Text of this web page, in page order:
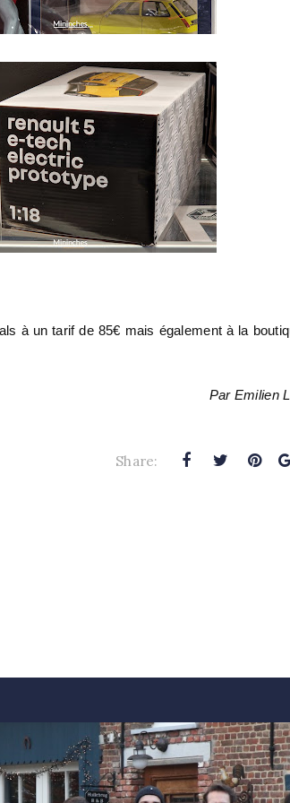
à un tarif de 85€ mais également à la
Par Emilien
Share: